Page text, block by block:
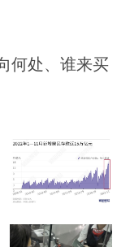
何处、谁来买